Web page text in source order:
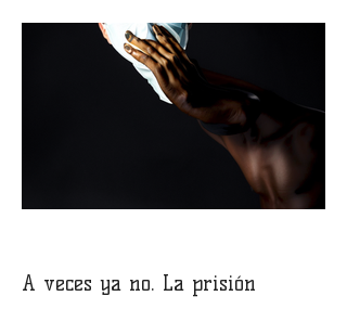
A veces ya no. La prisión